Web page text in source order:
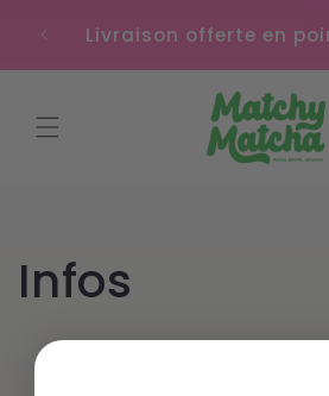
passer
au
contenu
Livraison offerte en
Infos